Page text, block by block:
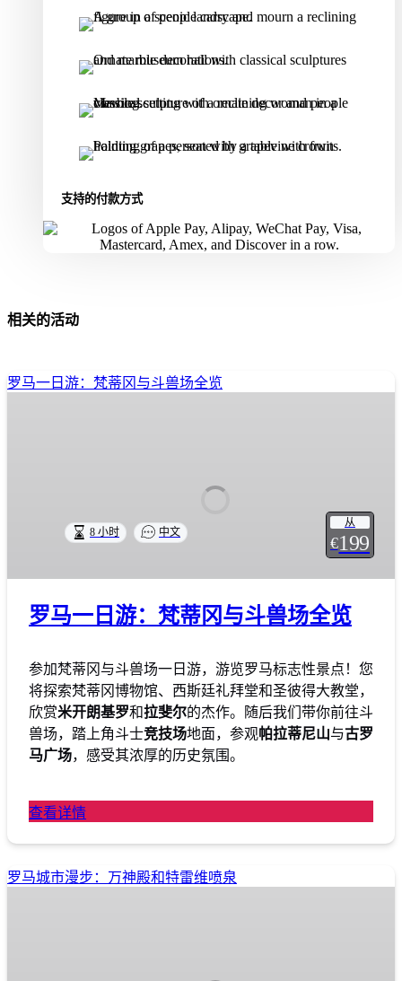
支持的付款方式
相关的活动
罗马一日游：梵蒂冈与斗兽场全览
从
€199
8 小时 中文
罗马一日游：梵蒂冈与斗兽场全览
参加梵蒂冈与斗兽场一日游，游览罗马标志性景点！您
将探索梵蒂冈博物馆、西斯廷礼拜堂和圣彼得大教堂，
欣赏米开朗基罗和拉斐尔的杰作。随后我们带你前往斗
兽场，踏上角斗士竞技场地面，参观帕拉蒂尼山与古罗
马广场，感受其浓厚的历史氛围。
查看详情
罗马城市漫步：万神殿和特雷维喷泉